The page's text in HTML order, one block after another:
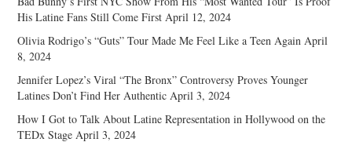
His Latine Fans Still Come First April 12, 2024
Olivia Rodrigo’s “Guts” Tour Made Me Feel Like a Teen Again April
8, 2024
Jennifer Lopez’s Viral “The Bronx” Controversy Proves Younger
Latines Don’t Find Her Authentic April 3, 2024
How I Got to Talk About Latine Representation in Hollywood on the
TEDx Stage April 3, 2024